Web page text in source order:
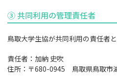
③ 共同利用の管理責任者
鳥取大学生協が共同利用の責任者と
責任者：加納 史吹
住所：〒680-0945 鳥取県鳥取市